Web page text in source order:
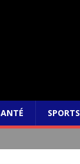
SPORTS